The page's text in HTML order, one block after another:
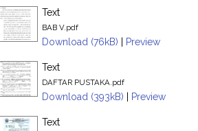
Text
BAB V.pdf
Download (76kB) | Preview
Text
DAFTAR PUSTAKA.pdf
Download (393kB) | Preview
Text